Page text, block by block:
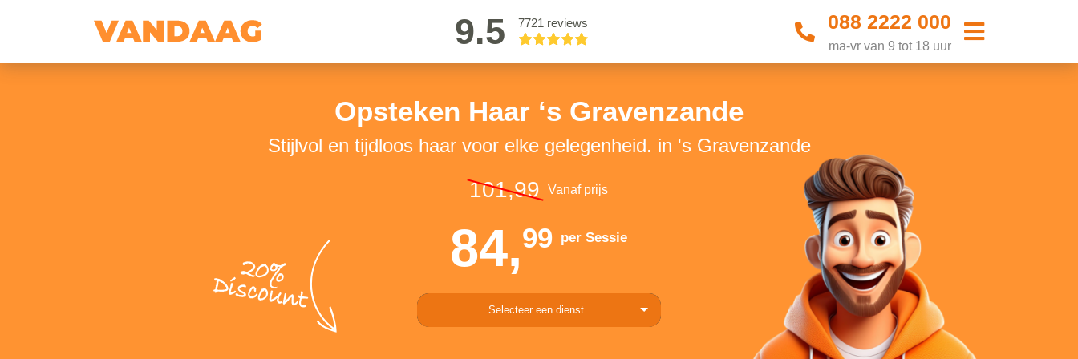
9.5 7721 reviews 088 2222 000
ma-vr van 9 tot 18 uur
Opsteken Haar ‘s Gravenzande
Stijlvol en tijdloos haar voor elke gelegenheid. in 's Gravenzande
20%
Discount
101,99 Vanaf prijs
84,99 per Sessie
Selecteer een dienst